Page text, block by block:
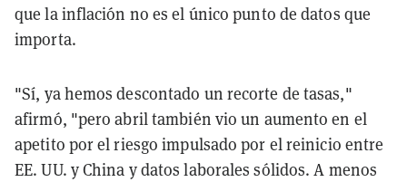
que la inflación no es el único punto de datos que
importa.
"Sí, ya hemos descontado un recorte de tasas,"
afirmó, "pero abril también vio un aumento en el
apetito por el riesgo impulsado por el reinicio entre
EE. UU. y China y datos laborales sólidos. A menos